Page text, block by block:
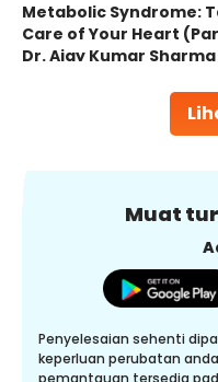
Metabolic Syndrome:
Care of Your Heart
Dr. Ajay Kumar Sharma
Muat
Penyelesaian sehenti
keperluan perubatan
pemantauan tersedia